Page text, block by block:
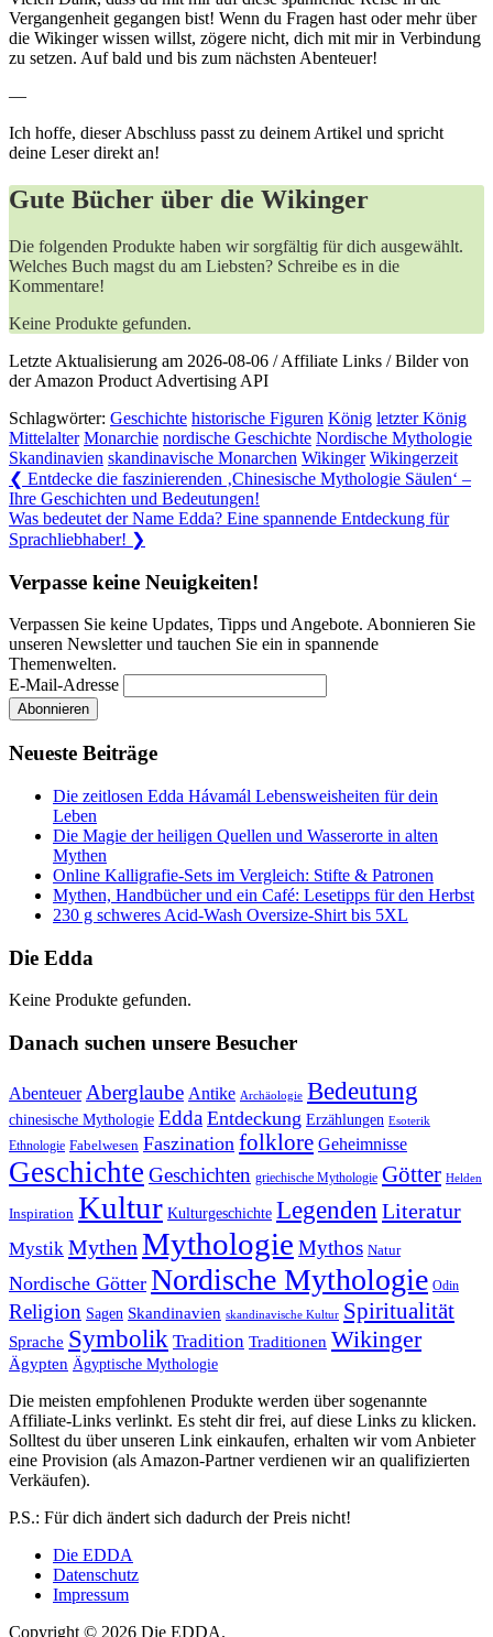
Vergangenheit gegangen bist! Wenn du Fragen hast ‍oder​ mehr über
die Wikinger ⁣wissen willst, zögere nicht, dich mit mir in Verbindung
zu setzen. Auf bald und bis zum nächsten Abenteuer!
—
Ich⁣ hoffe, dieser Abschluss passt zu deinem Artikel und spricht
deine ‌Leser direkt an!
Gute Bücher über die Wikinger
Die folgenden Produkte haben wir sorgfältig für dich ausgewählt.
Welches Buch magst du am Liebsten? Schreibe es in die
Kommentare!
Keine Produkte gefunden.
Letzte Aktualisierung am 2026-08-06 / Affiliate Links / Bilder von
der Amazon Product Advertising API
Schlagwörter: Geschichte historische Figuren König letzter König
Mittelalter Monarchie nordische Geschichte Nordische Mythologie
Skandinavien skandinavische Monarchen Wikinger Wikingerzeit
Beitragsnavigation
❮ Previous
Post:
Entdecke die faszinierenden ‚Chinesische Mythologie Säulen‘ –
Ihre Geschichten und Bedeutungen!
Next
Post:
Was bedeutet der Name Edda? Eine spannende Entdeckung für
Sprachliebhaber! ❯
Verpasse keine Neuigkeiten!
Verpassen Sie keine Updates, Tipps und Angebote. Abonnieren Sie
unseren Newsletter und tauchen Sie ein in spannende
Themenwelten.
E-Mail-Adresse
Neueste Beiträge
Die zeitlosen Edda Hávamál Lebensweisheiten für dein
Leben
Die Magie der heiligen Quellen und Wasserorte in alten
Mythen
Online Kalligrafie‑Sets im Vergleich: Stifte & Patronen
Mythen, Handbücher und ein Café: Lesetipps für den Herbst
230 g schweres Acid-Wash Oversize-Shirt bis 5XL
Die Edda
Keine Produkte gefunden.
Danach suchen unsere Besucher
Abenteuer Aberglaube Antike Archäologie Bedeutung
chinesische Mythologie Edda Entdeckung Erzählungen Esoterik
Ethnologie Fabelwesen Faszination folklore Geheimnisse
Geschichte Geschichten griechische Mythologie Götter Helden
Inspiration Kultur Kulturgeschichte Legenden Literatur
Mystik Mythen Mythologie Mythos Natur
Nordische Götter Nordische Mythologie Odin
Religion Sagen Skandinavien skandinavische Kultur Spiritualität
Sprache Symbolik Tradition Traditionen Wikinger
Ägypten Ägyptische Mythologie
Die meisten empfohlenen Produkte werden über sogenannte
Affiliate-Links verlinkt. Es steht dir frei, auf diese Links zu klicken.
Solltest du über unseren Link einkaufen, erhalten wir vom Anbieter
eine Provision (als Amazon-Partner verdienen wir an qualifizierten
Verkäufen).
P.S.: Für dich ändert sich dadurch der Preis nicht!
Die EDDA
Datenschutz
Impressum
Copyright © 2026 Die EDDA.